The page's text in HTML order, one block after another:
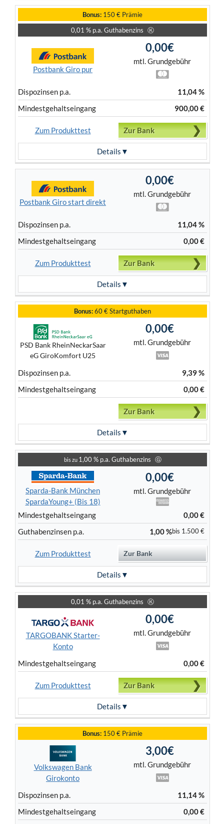
Postbank Giro pur
0,00€
mtl. Grundgebühr
Dispo­zinsen p.a.
11,04 %
Mindest­gehalts­eingang
900,00 €
Bonus: 150 € Prämie
0,01 % p.a. Guthabenzins Ⓚ
Zum Produkttest
Details
Zur Bank
Postbank Giro start direkt
0,00€
mtl. Grundgebühr
Dispo­zinsen p.a.
11,04 %
Mindest­gehalts­eingang
0,00 €
Zum Produkttest
Details
Zur Bank
PSD Bank RheinNeckarSaar
eG GiroKomfort U25
0,00€
mtl. Grundgebühr
Dispo­zinsen p.a.
9,39 %
Mindest­gehalts­eingang
0,00 €
Bonus:60 € Startguthaben
Details
Zur Bank
Sparda-Bank München
SpardaYoung+ (Bis 18)
0,00€
mtl. Grundgebühr
Mindest­gehalts­eingang
0,00 €
Guthaben­zinsen p.a.
1,00 %bis 1.500 €
bis zu 1,00 % p.a. Guthabenzins Ⓖ
Zum Produkttest
Details
Zur Bank
TARGOBANK Starter-
Konto
0,00€
mtl. Grundgebühr
Mindest­gehalts­eingang 0,00 €
0,01 % p.a. Guthabenzins Ⓚ
Zum Produkttest
Details
Zur Bank
Volkswagen Bank
Girokonto
3,00€
mtl. Grundgebühr
Dispo­zinsen p.a.
11,14 %
Mindest­gehalts­eingang
0,00 €
Bonus: 150 € Prämie